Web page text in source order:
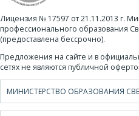
Лицензия № 17597 от 21.11.2013 г.
профессионального образования
(предоставлена бессрочно).
Предложения на сайте и в
сетях не являются публичной
МИНИСТЕРСТВО ОБРАЗОВАНИЯ